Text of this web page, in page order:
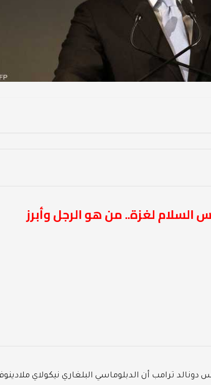
السلام لغزة.. من هو الرجل وأبرز
ترامب أن الدبلوماسي البلغاري نيكولاي